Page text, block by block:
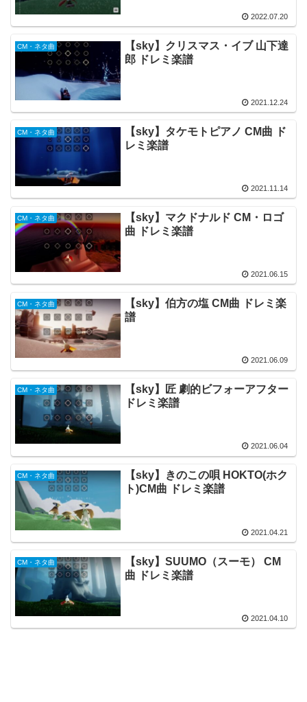
2022.07.20
CM・ネタ曲
【sky】クリスマス・イブ 山下達
郎 ドレミ楽譜
2021.12.24
CM・ネタ曲
【sky】タケモトピアノ CM曲 ド
レミ楽譜
2021.11.14
CM・ネタ曲
【sky】マクドナルド CM・ロゴ
曲 ドレミ楽譜
2021.06.15
CM・ネタ曲
【sky】伯方の塩 CM曲 ドレミ楽
譜
2021.06.09
CM・ネタ曲
【sky】匠 劇的ビフォーアフター
ドレミ楽譜
2021.06.04
CM・ネタ曲
【sky】きのこの唄 HOKTO(ホク
ト)CM曲 ドレミ楽譜
2021.04.21
CM・ネタ曲
【sky】SUUMO（スーモ） CM
曲 ドレミ楽譜
2021.04.10